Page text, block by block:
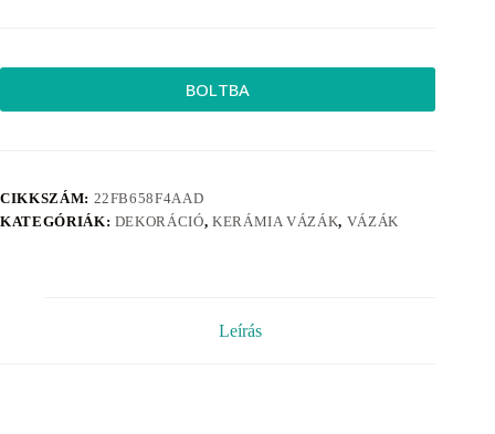
BOLTBA
CIKKSZÁM: 22FB658F4AAD
KATEGÓRIÁK: DEKORÁCIÓ, KERÁMIA VÁZÁK, VÁZÁK
Leírás